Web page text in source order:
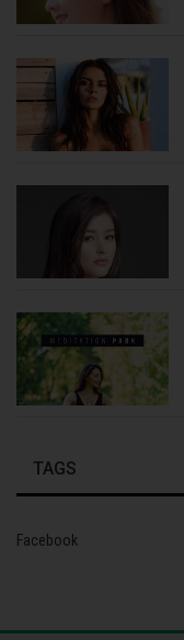
TAGS
Facebook